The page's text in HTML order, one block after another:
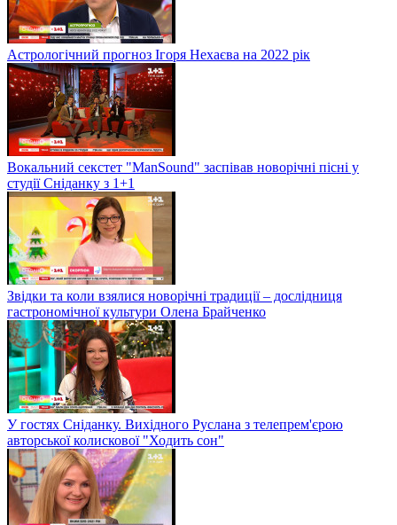
Астрологічний прогноз Ігоря Нехаєва на 2022 рік
Вокальний секстет "ManSound" заспівав новорічні пісні у
студії Сніданку з 1+1
Звідки та коли взялися новорічні традиції – дослідниця
гастрономічної культури Олена Брайченко
У гостях Сніданку. Вихідного Руслана з телепрем'єрою
авторської колискової "Ходить сон"